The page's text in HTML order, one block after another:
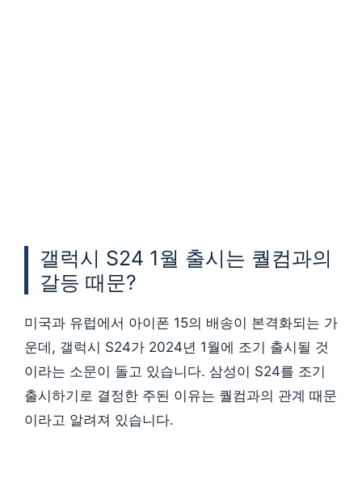
갤럭시 S24 1월 출시는 퀄컴과의
갈등 때문?
미국과 유럽에서 아이폰 15의 배송이 본격화되는 가
운데, 갤럭시 S24가 2024년 1월에 조기 출시될 것
이라는 소문이 돌고 있습니다. 삼성이 S24를 조기
출시하기로 결정한 주된 이유는 퀄컴과의 관계 때문
이라고 알려져 있습니다.